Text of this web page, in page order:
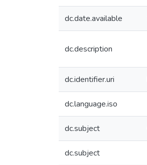
dc.date.available
dc.description
dc.identifier.uri
dc.language.iso
dc.subject
dc.subject